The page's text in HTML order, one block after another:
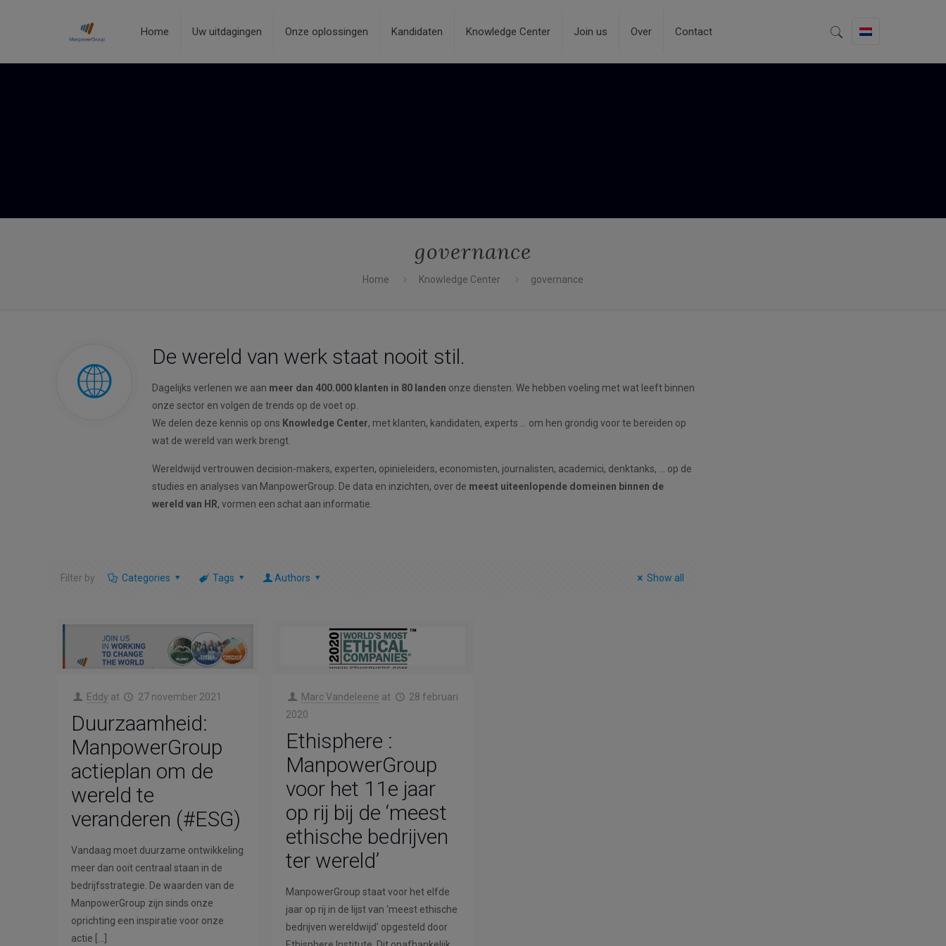
Home Uw uitdagingen Onze oplossingen Kandidaten Knowledge Center Join us Over Contact
governance
Home Knowledge Center governance
De wereld van werk staat nooit stil.
Dagelijks verlenen we aan meer dan 400.000 klanten in 80 landen onze diensten. We hebben voeling met wat leeft binnen
onze sector en volgen de trends op de voet op.
We delen deze kennis op ons Knowledge Center, met klanten, kandidaten, experts … om hen grondig voor te bereiden op
wat de wereld van werk brengt.
Wereldwijd vertrouwen decision-makers, experten, opinieleiders, economisten, journalisten, academici, denktanks, … op de
studies en analyses van ManpowerGroup. De data en inzichten, over de meest uiteenlopende domeinen binnen de
wereld van HR, vormen een schat aan informatie.
Filter by Categories Tags Authors Show all
Eddy at 27 november 2021
Duurzaamheid:
ManpowerGroup
actieplan om de
wereld te
veranderen (#ESG)
Vandaag moet duurzame ontwikkeling
meer dan ooit centraal staan in de
bedrijfsstrategie. De waarden van de
ManpowerGroup zijn sinds onze
oprichting een inspiratie voor onze
actie […]
Marc Vandeleene at
28 februari
2020
Ethisphere :
ManpowerGroup
voor het 11e jaar
op rij bij de ‘meest
ethische bedrijven
ter wereld’
ManpowerGroup staat voor het elfde
jaar op rij in de lijst van ‘meest ethische
bedrijven wereldwijd’ opgesteld door